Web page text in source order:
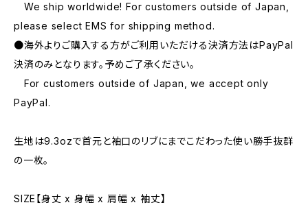
We ship worldwide! For customers outside of Japan,
please select EMS for shipping method.
●海外よりご購入する方がご利用いただける決済方法はPayPal
決済のみとなります。予めご了承ください。
For customers outside of Japan, we accept only
PayPal.
生地は9.3ozで首元と袖口のリブにまでこだわった使い勝手抜群
の一枚。
SIZE【身丈 x 身幅 x 肩幅 x 袖丈】